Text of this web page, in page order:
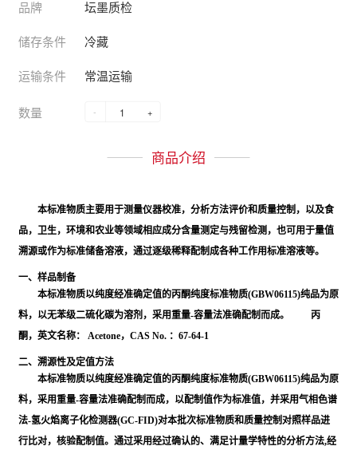
品牌 坛墨质检
储存条件 冷藏
运输条件 常温运输
数量 - +
商品介绍
本标准物质主要用于测量仪器校准，分析方法评价和质量控制，以及食
品，卫生，环境和农业等领域相应成分含量测定与残留检测，也可用于量值
溯源或作为标准储备溶液，通过逐级稀释配制成各种工作用标准溶液等。
一、样品制备
本标准物质以纯度经准确定值的丙酮纯度标准物质(GBW06115)纯品为原
料，以无苯级二硫化碳为溶剂，采用重量-容量法准确配制而成。 丙
酮，英文名称： Acetone，CAS No. ：67-64-1
二、溯源性及定值方法
本标准物质以纯度经准确定值的丙酮纯度标准物质(GBW06115)纯品为原
料，采用重量-容量法准确配制而成，以配制值作为标准值，并采用气相色谱
法-氢火焰离子化检测器(GC-FID)对本批次标准物质和质量控制对照样品进
行比对，核验配制值。通过采用经过确认的、满足计量学特性的分析方法,经